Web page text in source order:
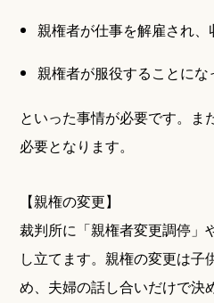
親権者が仕事を解雇され
親権者が服役することにな
といった事情が必要です。ま
必要となります。
【親権の変更】
裁判所に「親権者変更調停」
し立てます。親権の変更は子
め、夫婦の話し合いだけで決